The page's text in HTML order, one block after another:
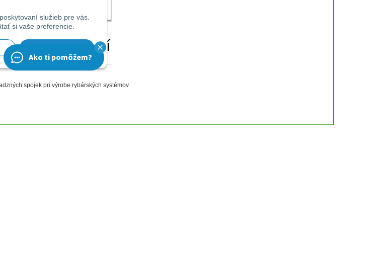
spojek pri výrobe rybárských systémov.